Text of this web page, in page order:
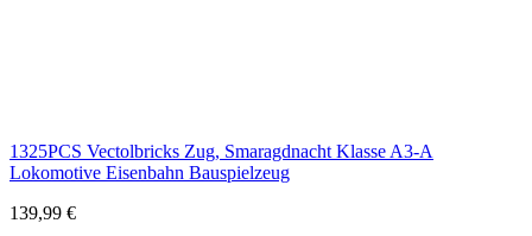
1325PCS Vectolbricks Zug, Smaragdnacht Klasse A3-A
Lokomotive Eisenbahn Bauspielzeug
139,99 €